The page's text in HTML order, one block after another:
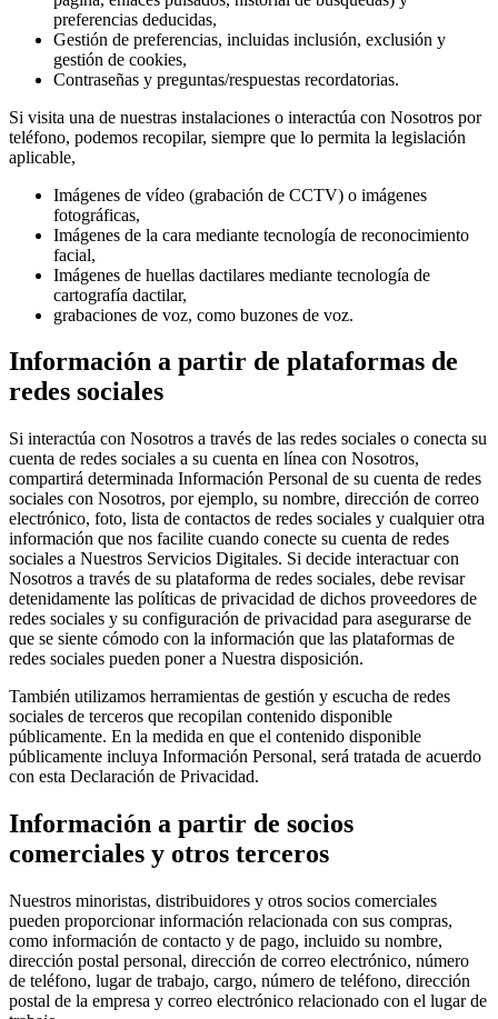
preferencias deducidas,
Gestión de preferencias, incluidas inclusión, exclusión y
gestión de cookies,
Contraseñas y preguntas/respuestas recordatorias.
Si visita una de nuestras instalaciones o interactúa con Nosotros por
teléfono, podemos recopilar, siempre que lo permita la legislación
aplicable,
Imágenes de vídeo (grabación de CCTV) o imágenes
fotográficas,
Imágenes de la cara mediante tecnología de reconocimiento
facial,
Imágenes de huellas dactilares mediante tecnología de
cartografía dactilar,
grabaciones de voz, como buzones de voz.
Información a partir de plataformas de
redes sociales
Si interactúa con Nosotros a través de las redes sociales o conecta su
cuenta de redes sociales a su cuenta en línea con Nosotros,
compartirá determinada Información Personal de su cuenta de redes
sociales con Nosotros, por ejemplo, su nombre, dirección de correo
electrónico, foto, lista de contactos de redes sociales y cualquier otra
información que nos facilite cuando conecte su cuenta de redes
sociales a Nuestros Servicios Digitales. Si decide interactuar con
Nosotros a través de su plataforma de redes sociales, debe revisar
detenidamente las políticas de privacidad de dichos proveedores de
redes sociales y su configuración de privacidad para asegurarse de
que se siente cómodo con la información que las plataformas de
redes sociales pueden poner a Nuestra disposición.
También utilizamos herramientas de gestión y escucha de redes
sociales de terceros que recopilan contenido disponible
públicamente. En la medida en que el contenido disponible
públicamente incluya Información Personal, será tratada de acuerdo
con esta Declaración de Privacidad.
Información a partir de socios
comerciales y otros terceros
Nuestros minoristas, distribuidores y otros socios comerciales
pueden proporcionar información relacionada con sus compras,
como información de contacto y de pago, incluido su nombre,
dirección postal personal, dirección de correo electrónico, número
de teléfono, lugar de trabajo, cargo, número de teléfono, dirección
postal de la empresa y correo electrónico relacionado con el lugar de